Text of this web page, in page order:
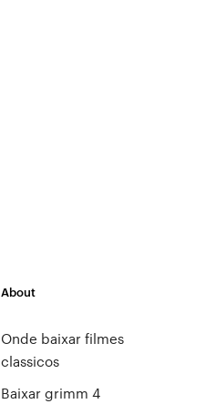
About
Onde baixar filmes
classicos
Baixar grimm 4